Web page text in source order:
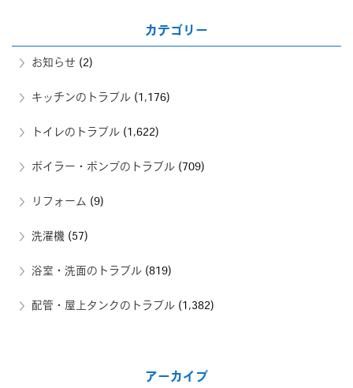
カテゴリー
お知らせ (2)
キッチンのトラブル (1,176)
トイレのトラブル (1,622)
ボイラー・ポンプのトラブル (709)
リフォーム (9)
洗濯機 (57)
浴室・洗面のトラブル (819)
配管・屋上タンクのトラブル (1,382)
アーカイブ